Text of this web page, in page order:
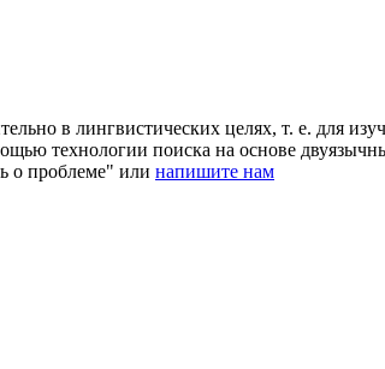
в лингвистических целях, т. е. для
технологии поиска на основе
о проблеме" или напишите нам